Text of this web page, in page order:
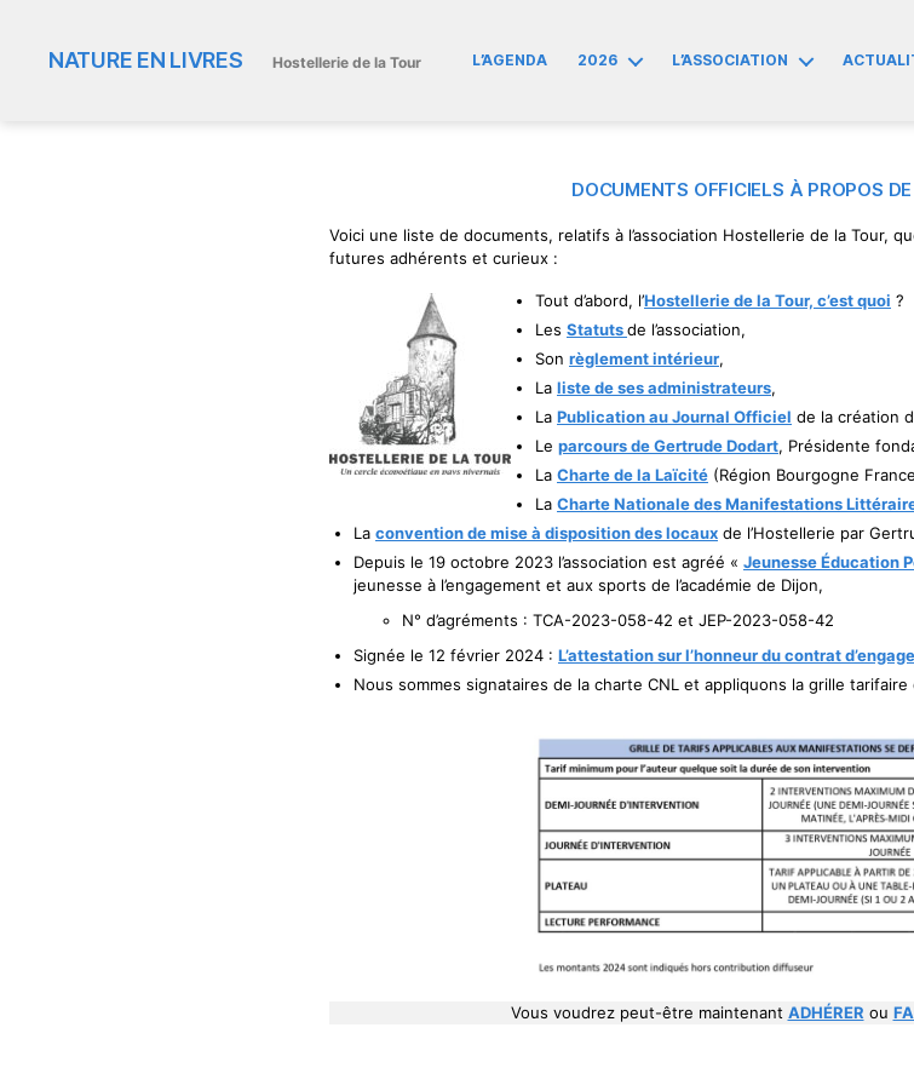
NATURE EN LIVRES Hostellerie de la Tour L’AGENDA 2026 L’ASSOCIATION
DOCUMENTS OFFICIELS À PROPOS
Voici une liste de documents, relatifs à l’association Hostellerie de la Tour,
futures adhérents et curieux :
Tout d’abord, l’Hostellerie de la Tour, c’est quoi ?
Les Statutsde l’association,
Son règlement intérieur,
La liste de ses administrateurs,
La Publication au Journal Officiel de la création
Le parcours de Gertrude Dodart, Présidente
La Charte de la Laïcité (Région Bourgogne
La Charte Nationale des Manifestations
La convention de mise à disposition des locaux de l’Hostellerie par
Depuis le 19 octobre 2023 l’association est agréé « Jeunesse Éducation
jeunesse à l’engagement et aux sports de l’académie de Dijon,
N° d’agréments : TCA-2023-058-42 et JEP-2023-058-42
Signée le 12 février 2024 : L’attestation sur l’honneur du contrat
Nous sommes signataires de la charte CNL et appliquons la grille
Vous voudrez peut-être maintenant ADHÉRER ou